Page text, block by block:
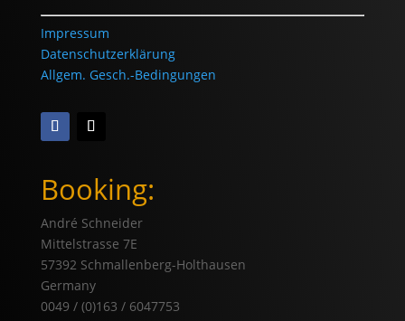
Impressum
Datenschutzerklärung
Allgem. Gesch.-Bedingungen
Booking:
André Schneider
Mittelstrasse 7E
57392 Schmallenberg-Holthausen
Germany
0049 / (0)163 / 6047753